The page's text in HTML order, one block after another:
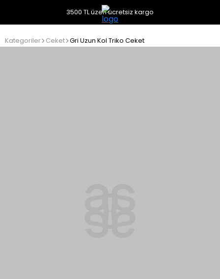
3500 TL üzeri ücretsiz kargo
Kategoriler Ceket Gri Uzun Kol Triko Ceket